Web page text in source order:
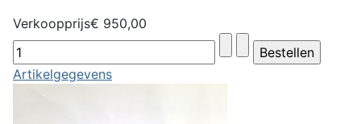
Verkoopprijs€ 950,00
Artikelgegevens